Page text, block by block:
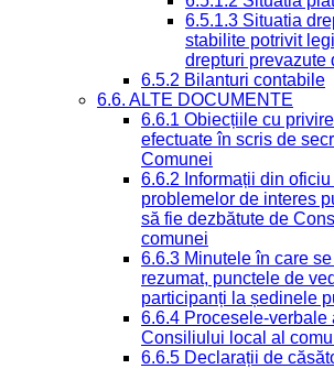
6.5.1.3 Situatia
stabilite potrivit
drepturi prevazute
6.5.2 Bilanturi contabile
6.6. ALTE DOCUMENTE
6.6.1 Obiecțiile cu
efectuate în scris de
Comunei
6.6.2 Informații din
problemelor de interes
să fie dezbătute de
comunei
6.6.3 Minutele în care
rezumat, punctele de
participanți la ședinele
6.6.4 Procesele-verbale
Consiliului local al
6.6.5 Declarații de